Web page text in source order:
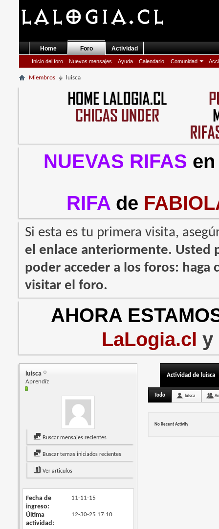
Home Foro
Inicio del foro Nuevos mensajes Ayuda Calendario Comunidad
Actividad
Miembros luisca
NUEVAS RIFAS en
RIFA de
Si esta es tu primera visita,
el enlace anteriormente. Usted
poder acceder a los foros: haga
visitar el foro.
AHORA
LaLogia.cl y
luisca
Aprendíz
Buscar mensajes recientes
Buscar temas iniciados recientes
Ver artículos
Fecha de
ingreso
11-11-15
Última
actividad
12-30-25 17:10
Actividad de luisca
Todo luisca
No Recent Activity